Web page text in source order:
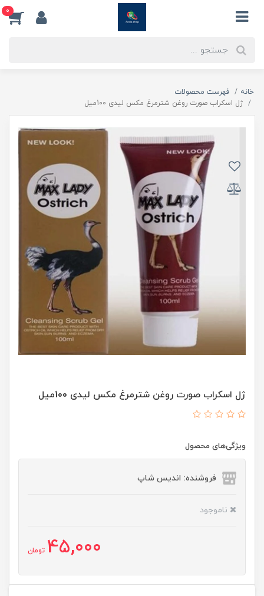
0
خانه
فهرست محصولات
ژل اسکراب صورت روغن شترمرغ مکس لیدی 100میل
ژل اسکراب صورت روغن شترمرغ مکس لیدی 100میل
ویژگی‌های محصول
فروشنده: اندیس شاپ
ناموجود
45,000 تومان